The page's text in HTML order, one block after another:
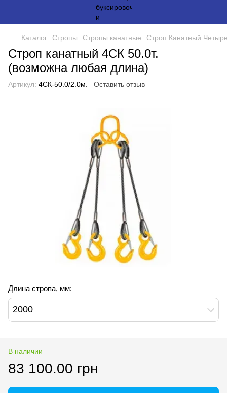
Каталог Стропы Стропы канатные Строп Канатный
Строп канатный 4СК 50.0т.
(возможна любая длина)
Артикул: 4СК-50.0/2.0м. Оставить отзыв
Длина стропа, мм:
2000
В наличии
83 100.00 грн